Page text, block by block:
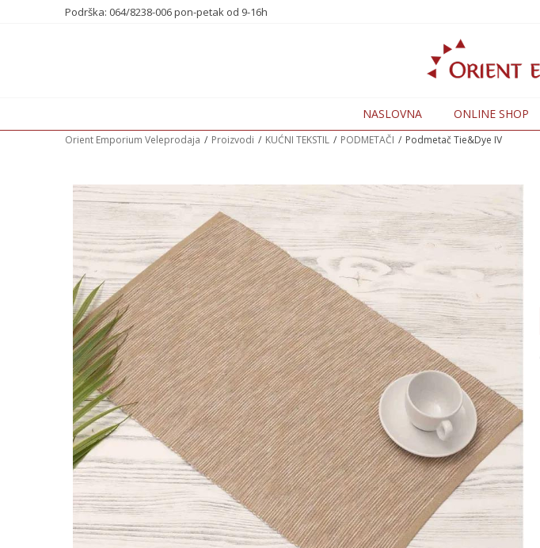
Podrška: 064/8238-006 pon-petak od 9-16h
NASLOVNA ONLINE SHOP
Orient Emporium Veleprodaja Proizvodi KUĆNI TEKSTIL PODMETAČI Podmetač Tie&Dye IV